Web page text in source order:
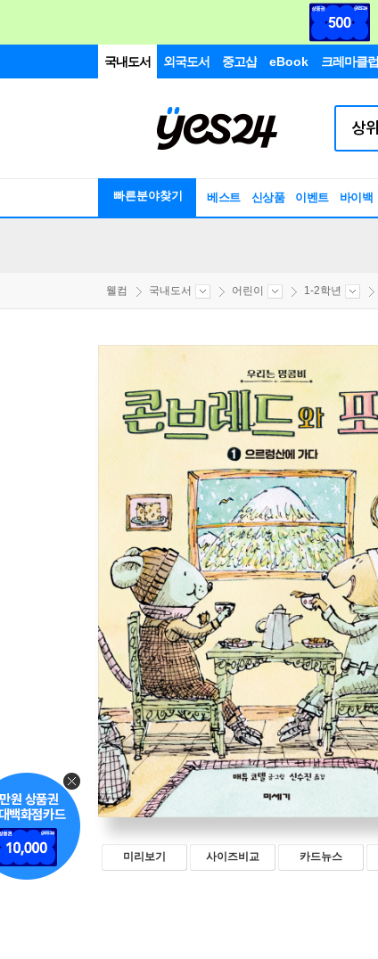
국내도서 외국도서 중고샵 eBook 크레마클럽
빠른분야찾기 베스트 신상품 이벤트 바이백
웰컴 국내도서 어린이 1-2학년
미리보기 사이즈비교 카드뉴스